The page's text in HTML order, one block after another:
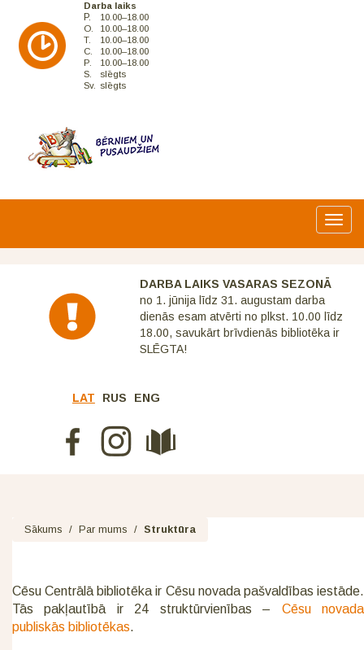
Darba laiks
P.
10.00–18.00
O.
10.00–18.00
T.
10.00–18.00
C.
10.00–18.00
P.
10.00–18.00
S.
slēgts
Sv.
slēgts
DARBA LAIKS VASARAS SEZONĀ
no 1. jūnija līdz 31. augustam darba
dienās esam atvērti no plkst. 10.00 līdz
18.00, savukārt brīvdienās bibliotēka ir
SLĒGTA!
LAT RUS ENG
Sākums / Par mums / Struktūra
Cēsu Centrālā bibliotēka ir Cēsu novada pašvaldības iestāde.
Tās pakļautībā ir 24 struktūrvienības – Cēsu novada
publiskās bibliotēkas.